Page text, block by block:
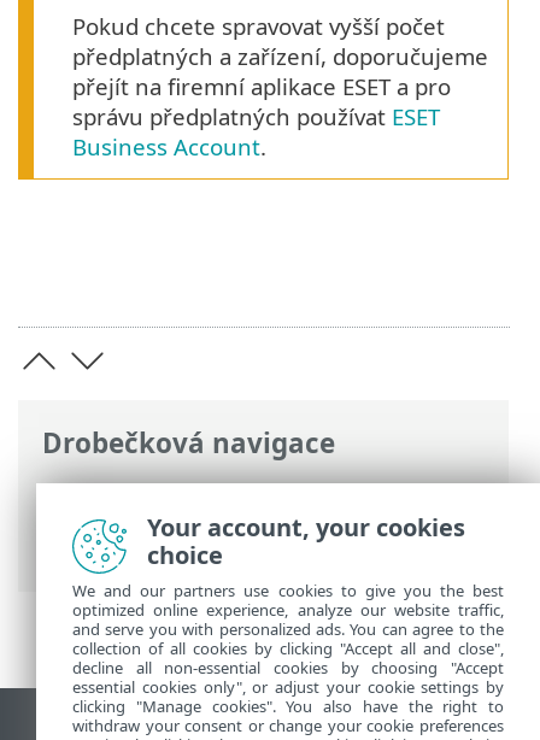
Drobečková navigace
ESET Online nápověda>ESET HOME>
Úvod k ESET HOME> Systémové
požadavky
Pokud chcete spravovat vyšší počet
předplatných a zařízení, doporučujeme
přejít na firemní aplikace ESET a pro
správu předplatných používat ESET
Business Account.
Your account, your cookies
choice
We and our partners use cookies to give you the best
optimized online experience, analyze our website traffic,
and serve you with personalized ads. You can agree to the
collection of all cookies by clicking "Accept all and close",
decline all non-essential cookies by choosing "Accept
essential cookies only", or adjust your cookie settings by
clicking "Manage cookies". You also have the right to
withdraw your consent or change your cookie preferences